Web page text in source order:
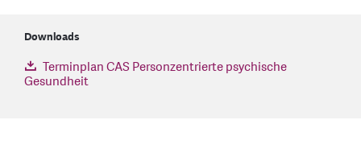
Downloads
Terminplan CAS Personzentrierte psychische
Gesundheit